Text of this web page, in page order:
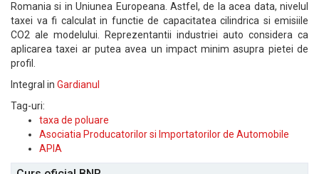
Romania si in Uniunea Europeana. Astfel, de la acea data, nivelul
taxei va fi calculat in functie de capacitatea cilindrica si emisiile
CO2 ale modelului. Reprezentantii industriei auto considera ca
aplicarea taxei ar putea avea un impact minim asupra pietei de
profil.
Integral in Gardianul
Tag-uri:
taxa de poluare
Asociatia Producatorilor si Importatorilor de Automobile
APIA